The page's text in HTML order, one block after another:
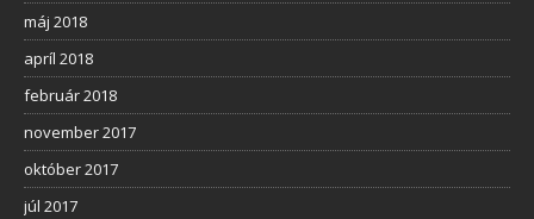
máj 2018
apríl 2018
február 2018
november 2017
október 2017
júl 2017